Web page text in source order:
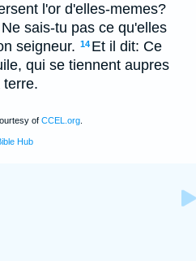
l'or d'elles-memes?
sais-tu pas ce qu'elles
seigneur. 14 Et il dit: Ce
qui se tiennent aupres
terre.
of CCEL.org
Hub